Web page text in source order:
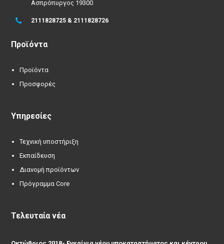
Ασπρόπυργος 19300
2111828725 & 2111828726
Προϊόντα
Προϊόντα
Προσφορές
Υπηρεσίες
Τεχνική υποστήριξη
Εκπαίδευση
Διανομή προϊόντων
Πρόγραμμα Core
Τελευταία νέα